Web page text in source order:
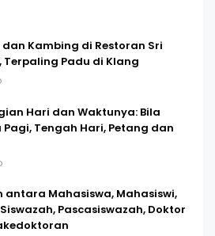
dan Kambing di Restoran Sri
Terpaling Padu di Klang
Hari dan Waktunya: Bila
Tengah Hari, Petang dan
antara Mahasiswa, Mahasiswi,
Pascasiswazah, Doktor